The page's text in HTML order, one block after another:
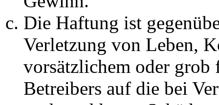
Die Haftung ist
Verletzung von Leben,
vorsätzlichem oder grob
Betreibers auf die bei